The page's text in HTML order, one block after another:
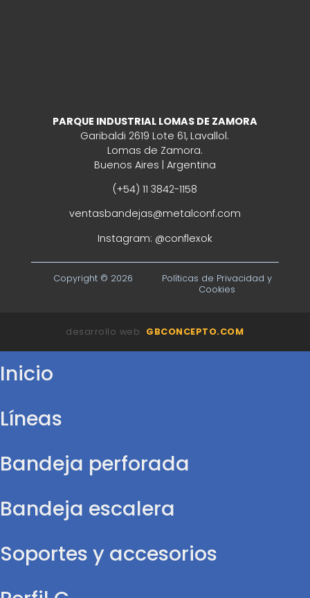
PARQUE INDUSTRIAL LOMAS DE ZAMORA
Garibaldi 2619 Lote 61, Lavallol.
Lomas de Zamora.
Buenos Aires | Argentina
(+54) 11 3842-1158
ventasbandejas@metalconf.com
Instagram: @conflexok
Copyright © 2026
Políticas de Privacidad y
Cookies
desarrollo web GBCONCEPTO.COM
Inicio
Líneas
Bandeja perforada
Bandeja escalera
Soportes y accesorios